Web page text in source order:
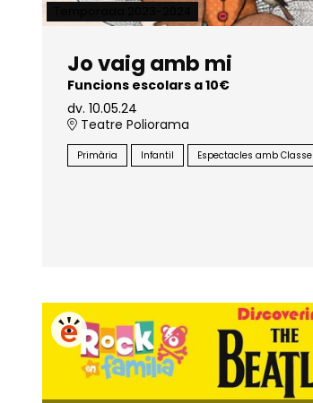
Jo vaig amb mi
Funcions escolars a 10€
dv. 10.05.24
Teatre Poliorama
Primària Infantil Espectacles amb Classe